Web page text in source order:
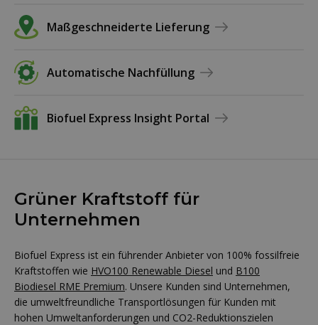
Maßgeschneiderte Lieferung
Automatische Nachfüllung
Biofuel Express Insight Portal
Grüner Kraftstoff für
Unternehmen
Biofuel Express ist ein führender Anbieter von 100% fossilfreie
Kraftstoffen wie HVO100 Renewable Diesel und B100
Biodiesel RME Premium. Unsere Kunden sind Unternehmen,
die umweltfreundliche Transportlösungen für Kunden mit
hohen Umweltanforderungen und CO2-Reduktionszielen